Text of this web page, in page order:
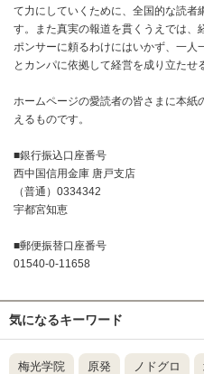
て力にしていくために、全国的な読者
す。また真実の報道を貫くうえでは、
ポンサーに頼るわけにはいかず、一人
とカンパに依拠して経営を成り立たせ
ホームページの愛読者の皆さまに本紙
えるものです。
■銀行振込口座番号
西中国信用金庫 唐戸支店
（普通）0334342
宇都宮知恵
■郵便振替口座番号
01540-0-11658
気になるキーワード
梅光学院 原発 ノドグロ